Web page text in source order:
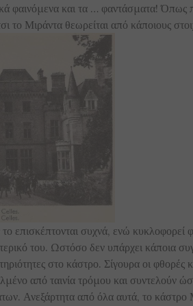
φαινόμενα και τα … φαντάσματα! Όπως
το Μιράντα θεωρείται από κάποιους
επισκέπτονται συχνά, ενώ κυκλοφορεί
του. Ωστόσο δεν υπάρχει κάποια
στο κάστρο. Σίγουρα οι φθορές
από ταινία τρόμου και συντελούν
Ανεξάρτητα από όλα αυτά, το κάστρο